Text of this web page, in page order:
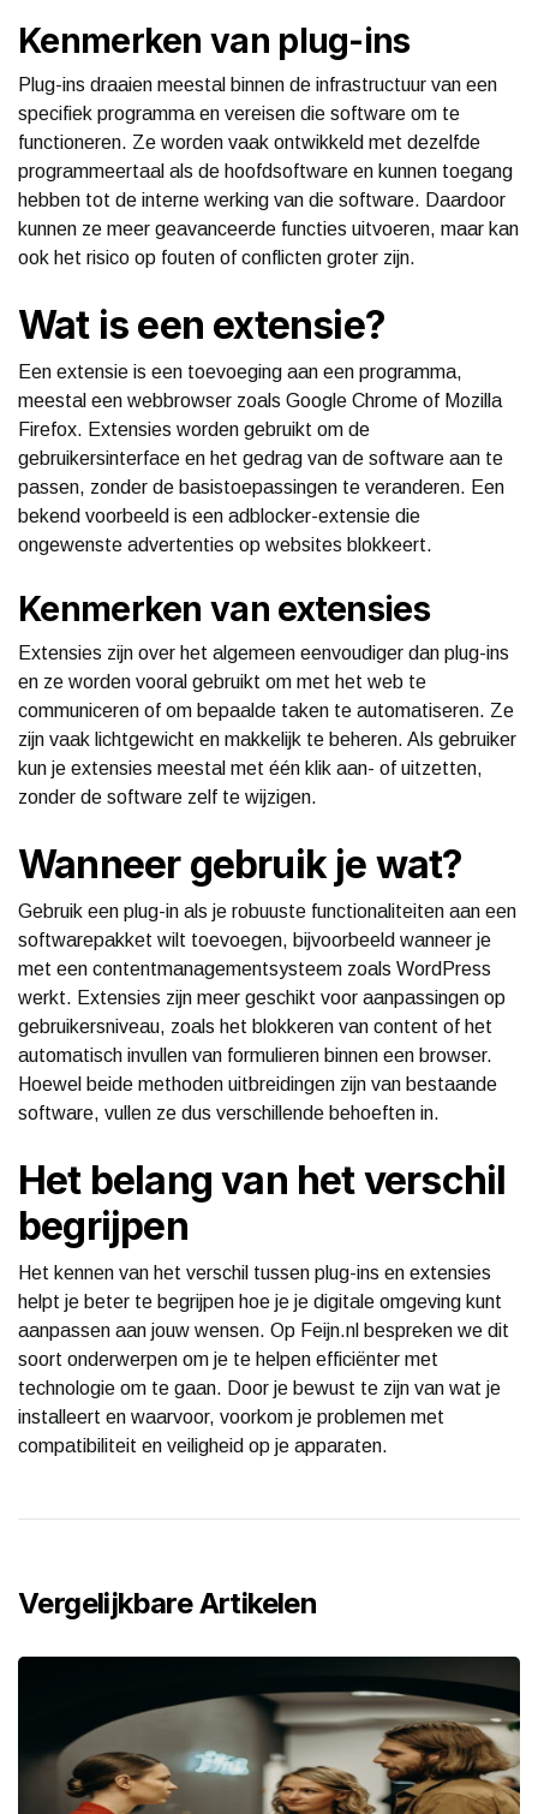
Kenmerken van plug-ins
Plug-ins draaien meestal binnen de infrastructuur van een
specifiek programma en vereisen die software om te
functioneren. Ze worden vaak ontwikkeld met dezelfde
programmeertaal als de hoofdsoftware en kunnen toegang
hebben tot de interne werking van die software. Daardoor
kunnen ze meer geavanceerde functies uitvoeren, maar kan
ook het risico op fouten of conflicten groter zijn.
Wat is een extensie?
Een extensie is een toevoeging aan een programma,
meestal een webbrowser zoals Google Chrome of Mozilla
Firefox. Extensies worden gebruikt om de
gebruikersinterface en het gedrag van de software aan te
passen, zonder de basistoepassingen te veranderen. Een
bekend voorbeeld is een adblocker-extensie die
ongewenste advertenties op websites blokkeert.
Kenmerken van extensies
Extensies zijn over het algemeen eenvoudiger dan plug-ins
en ze worden vooral gebruikt om met het web te
communiceren of om bepaalde taken te automatiseren. Ze
zijn vaak lichtgewicht en makkelijk te beheren. Als gebruiker
kun je extensies meestal met één klik aan- of uitzetten,
zonder de software zelf te wijzigen.
Wanneer gebruik je wat?
Gebruik een plug-in als je robuuste functionaliteiten aan een
softwarepakket wilt toevoegen, bijvoorbeeld wanneer je
met een contentmanagementsysteem zoals WordPress
werkt. Extensies zijn meer geschikt voor aanpassingen op
gebruikersniveau, zoals het blokkeren van content of het
automatisch invullen van formulieren binnen een browser.
Hoewel beide methoden uitbreidingen zijn van bestaande
software, vullen ze dus verschillende behoeften in.
Het belang van het verschil
begrijpen
Het kennen van het verschil tussen plug-ins en extensies
helpt je beter te begrijpen hoe je je digitale omgeving kunt
aanpassen aan jouw wensen. Op Feijn.nl bespreken we dit
soort onderwerpen om je te helpen efficiënter met
technologie om te gaan. Door je bewust te zijn van wat je
installeert en waarvoor, voorkom je problemen met
compatibiliteit en veiligheid op je apparaten.
Vergelijkbare Artikelen